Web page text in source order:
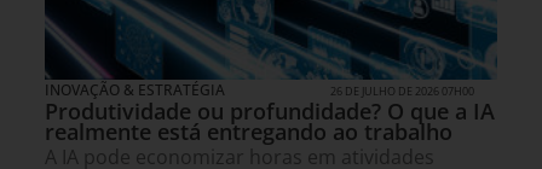
INOVAÇÃO & ESTRATÉGIA 26 DE JULHO DE 2026 07H00
Produtividade ou profundidade? O que a IA
realmente está entregando ao trabalho
A IA pode economizar horas em atividades